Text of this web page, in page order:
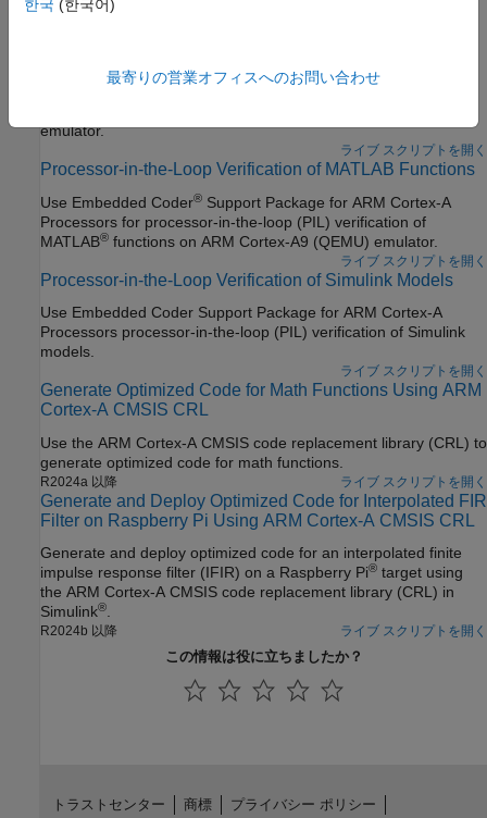
emulator.
ライブ スクリプトを開く
Processor-in-the-Loop Verification of MATLAB Functions
Use Embedded Coder® Support Package for ARM Cortex-A
Processors for processor-in-the-loop (PIL) verification of
MATLAB® functions on ARM Cortex-A9 (QEMU) emulator.
ライブ スクリプトを開く
Processor-in-the-Loop Verification of Simulink Models
Use Embedded Coder Support Package for ARM Cortex-A
Processors processor-in-the-loop (PIL) verification of Simulink
models.
ライブ スクリプトを開く
Generate Optimized Code for Math Functions Using ARM
Cortex-A CMSIS CRL
Use the ARM Cortex-A CMSIS code replacement library (CRL) to
generate optimized code for math functions.
R2024a 以降 ライブ スクリプトを開く
Generate and Deploy Optimized Code for Interpolated FIR
Filter on Raspberry Pi Using ARM Cortex-A CMSIS CRL
Generate and deploy optimized code for an interpolated finite
impulse response filter (IFIR) on a Raspberry Pi® target using
the
ARM Cortex-A CMSIS code replacement library (CRL) in
Simulink®
R2024b 以降 ライブ スクリプトを開く
この情報は役に立ちましたか？
한국 (한국어)
最寄りの営業オフィスへのお問い合わせ
トラストセンター 商標 プライバシー ポリシー